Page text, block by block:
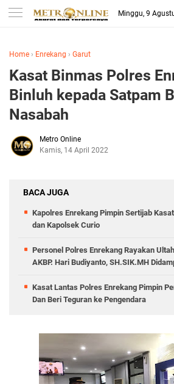
Minggu, 9
Home › Enrekang › Garut
Kasat Binmas Polres
Binluh kepada Satpam
Nasabah
Metro Online
Kamis, 14 April 2022
BACA JUGA
Kapolres Enrekang Pimpin Sertijab
dan Kapolsek Curio
Personel Polres Enrekang Rayakan
AKBP. Hari Budiyanto, SH.SIK.MH
Kasat Lantas Polres Enrekang Pimpin
Dan Beri Teguran ke Pengendara